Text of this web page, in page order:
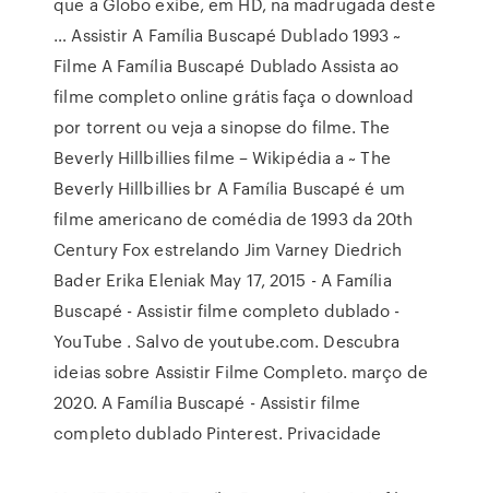
… Assistir A Família Buscapé Dublado 1993 ~
Filme A Família Buscapé Dublado Assista ao
filme completo online grátis faça o download
por torrent ou veja a sinopse do filme. The
Beverly Hillbillies filme – Wikipédia a ~ The
Beverly Hillbillies br A Família Buscapé é um
filme americano de comédia de 1993 da 20th
Century Fox estrelando Jim Varney Diedrich
Bader Erika Eleniak May 17, 2015 - A Família
Buscapé - Assistir filme completo dublado -
YouTube . Salvo de youtube.com. Descubra
ideias sobre Assistir Filme Completo. março de
2020. A Família Buscapé - Assistir filme
completo dublado Pinterest. Privacidade